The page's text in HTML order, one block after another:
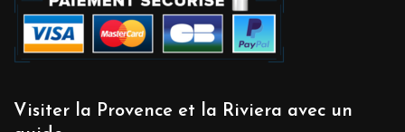
Visiter la Provence et la Riviera avec un